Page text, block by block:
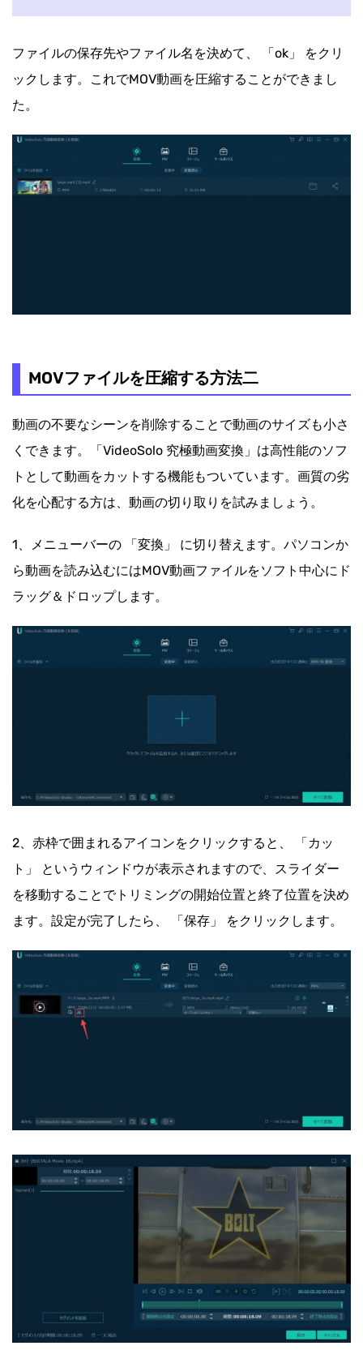
ファイルの保存先やファイル名を決めて、 「ok」 をクリ
ックします。これでMOV動画を圧縮することができまし
た。
MOVファイルを圧縮する方法二
動画の不要なシーンを削除することで動画のサイズも小さ
くできます。「VideoSolo 究極動画変換」は高性能のソフ
トとして動画をカットする機能もついています。画質の劣
化を心配する方は、動画の切り取りを試みましょう。
1、メニューバーの 「変換」 に切り替えます。パソコンか
ら動画を読み込むにはMOV動画ファイルをソフト中心にド
ラッグ＆ドロップします。
2、赤枠で囲まれるアイコンをクリックすると、 「カッ
ト」 というウィンドウが表示されますので、スライダー
を移動することでトリミングの開始位置と終了位置を決め
ます。設定が完了したら、 「保存」 をクリックします。